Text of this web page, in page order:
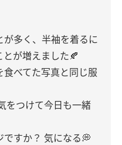
多く、半袖を着るに
が増えました🍂
べてた写真と同じ服
をつけて今日も一緒
すか？ 気になる💭